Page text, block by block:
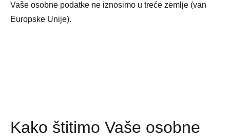
Vaše osobne podatke ne iznosimo u treće zemlje (van
Europske Unije).
Kako štitimo Vaše osobne